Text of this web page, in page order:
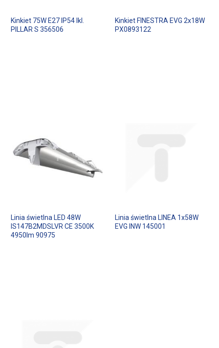
Kinkiet 75W E27 IP54 Ikl.
PILLAR S 356506
Kinkiet FINESTRA EVG 2x18W
PX0893122
Linia świetlna LED 48W
IS147B2MDSLVR CE 3500K
4950lm 90975
Linia świetlna LINEA 1x58W
EVG INW 145001